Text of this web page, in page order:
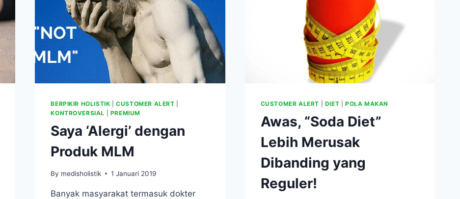
BERPIKIR HOLISTIK |CUSTOMER ALERT
KONTROVERSIAL
PREMIUM
Saya ‘Alergi’ dengan
Produk MLM
By medisholistik 1 Januari 2019
Banyak masyarakat termasuk dokter
CUSTOMER ALERT DIET POLA MAKAN
Awas, “Soda Diet”
Lebih Merusak
Dibanding yang
Reguler!